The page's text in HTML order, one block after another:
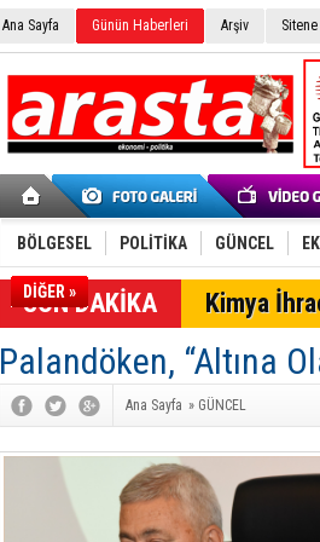
Ana Sayfa Günün Haberleri Arşiv
BÖLGESEL POLİTİKA GÜNCEL
DİĞER »
SON DAKİKA Kimya
Palandöken, “Altına
Ana Sayfa » GÜNCEL